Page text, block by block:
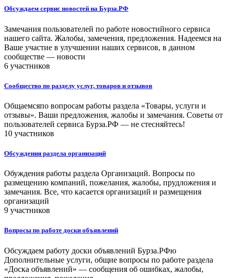
Обсуждаем сервис новостей на Бурза.РФ
Замечания пользователей по работе новостийного сервиса
нашего сайта. Жалобы, замечения, предложения. Надеемся на
Ваше участие в улучшении наших сервисов, в данном
сообществе — новости
6 участников
Сообщество по разделу услуг, товаров и отзывов
Общаемсяпо вопросам работы раздела «Товары, услуги и
отзывы». Ваши предложения, жалобы и замечания. Советы от
пользователей сервиса Бурза.РФ — не стесняйтесь!
10 участников
Обсуждения раздела организаций
Обуждения работы раздела Организаций. Вопросы по
размещению компаний, пожелания, жалобы, прудложения и
замечания. Все, что касается организаций и размещения
организаций
9 участников
Вопросы по работе доски объявлений
Обсуждаем работу доски объявлений Бурза.РФю
Дополнительные услуги, общие вопросы по работе раздела
«Доска объявлений» — сообщения об ошибках, жалобы,